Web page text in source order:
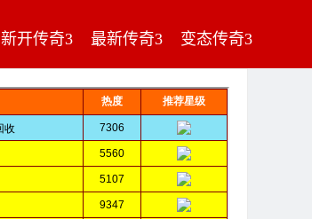
新开传奇3 最新传奇3 变态传奇3